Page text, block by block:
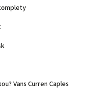
Vans Curren Caples